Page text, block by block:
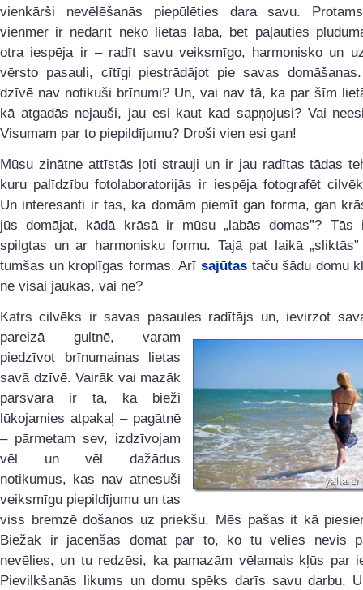
vienkārši nevēlēšanās piepūlēties dara savu.
vienmēr ir nedarīt neko lietas labā, bet paļauties
otra iespēja ir – radīt savu veiksmīgo, harmonisko un
vērsto pasauli, cītīgi piestrādājot pie savas
dzīvē nav notikuši brīnumi? Un, vai nav tā, ka par šīm
kā atgadās nejauši, jau esi kaut kad sapņojusi? Vai
Visumam par to piepildījumu? Droši vien esi gan!
Mūsu zinātne attīstās ļoti strauji un ir jau radītas tādas
kuru palīdzību fotolaboratorijās ir iespēja fotografēt
Un interesanti ir tas, ka domām piemīt gan forma, gan
jūs domājat, kādā krāsā ir mūsu „labās domas”? Tās
spilgtas un ar harmonisku formu. Tajā pat laikā
tumšas un kroplīgas formas. Arī sajūtas taču šādu domu
ne visai jaukas, vai ne?
Katrs cilvēks ir savas pasaules radītājs un, ievirzot
pareizā gultnē, varam
piedzīvot brīnumainas lietas
savā dzīvē. Vairāk vai mazāk
pārsvarā ir tā, ka bieži
lūkojamies atpakaļ – pagātnē
– pārmetam sev, izdzīvojam
vēl un vēl dažādus
notikumus, kas nav atnesuši
veiksmīgu piepildījumu un tas
viss bremzē došanos uz priekšu. Mēs pašas it kā
Biežāk ir jācenšas domāt par to, ko tu vēlies nevis
nevēlies, un tu redzēsi, ka pamazām vēlamais kļūs par
Pievilkšanās likums un domu spēks darīs savu darbu.